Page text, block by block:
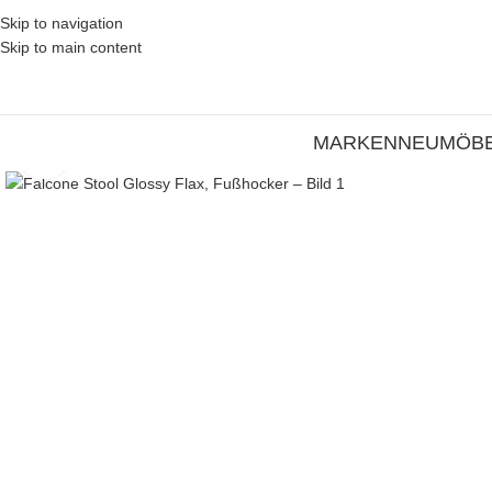
Skip to navigation
Skip to main content
MARKENNEU